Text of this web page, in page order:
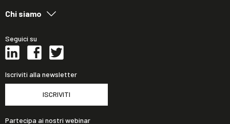
Chi siamo
Seguici su
Iscriviti alla newsletter
ISCRIVITI
Partecipa ai nostri webinar